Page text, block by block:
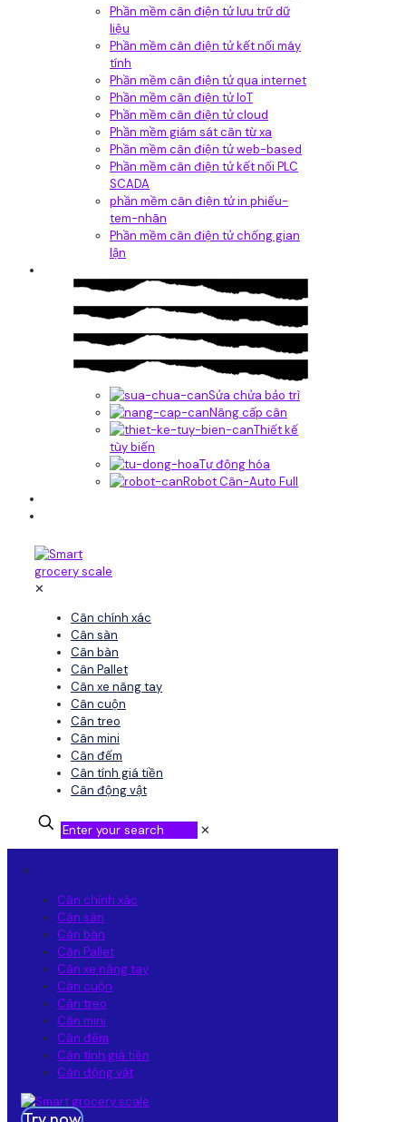
Phần mềm cân điện tử lưu trữ dữ
liệu
Phần mềm cân điện tử kết nối máy
tính
Phần mềm cân điện tử qua internet
Phần mềm cân điện tử IoT
Phần mềm cân điện tử cloud
Phần mềm giám sát cân từ xa
Phần mềm cân điện tử web-based
Phần mềm cân điện tử kết nối PLC
SCADA
phần mềm cân điện tử in phiếu-
tem-nhãn
Phần mềm cân điện tử chống gian
lận
Sửa chửa bảo trì
Nâng cấp cân
Thiết kế
tùy biến
Tự động hóa
Robot Cân-Auto Full
✕
Cân chính xác
Cân sàn
Cân bàn
Cân Pallet
Cân xe nâng tay
Cân cuộn
Cân treo
Cân mini
Cân đếm
Cân tính giá tiền
Cân động vật
✕
✕
Cân chính xác
Cân sàn
Cân bàn
Cân Pallet
Cân xe nâng tay
Cân cuộn
Cân treo
Cân mini
Cân đếm
Cân tính giá tiền
Cân động vật